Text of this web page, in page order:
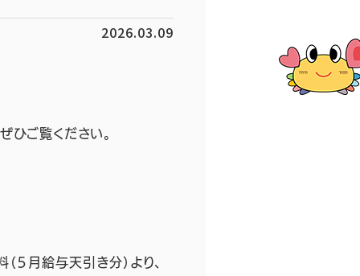
2026.03.09
ぜひご覧ください。
月給与天引き分）より、